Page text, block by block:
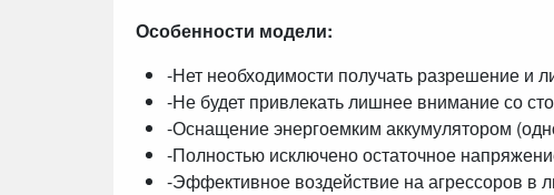
Особенности модели:
-Нет необходимости получать разрешение и
-Не будет привлекать лишнее внимание со
-Оснащение энергоемким аккумулятором
-Полностью исключено остаточное
-Эффективное воздействие на агрессоров в